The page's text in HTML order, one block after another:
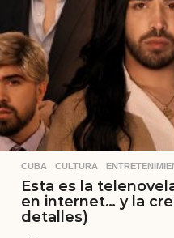
CUBA ,CULTURA ,
Esta es la
en internet… y la
detalles)